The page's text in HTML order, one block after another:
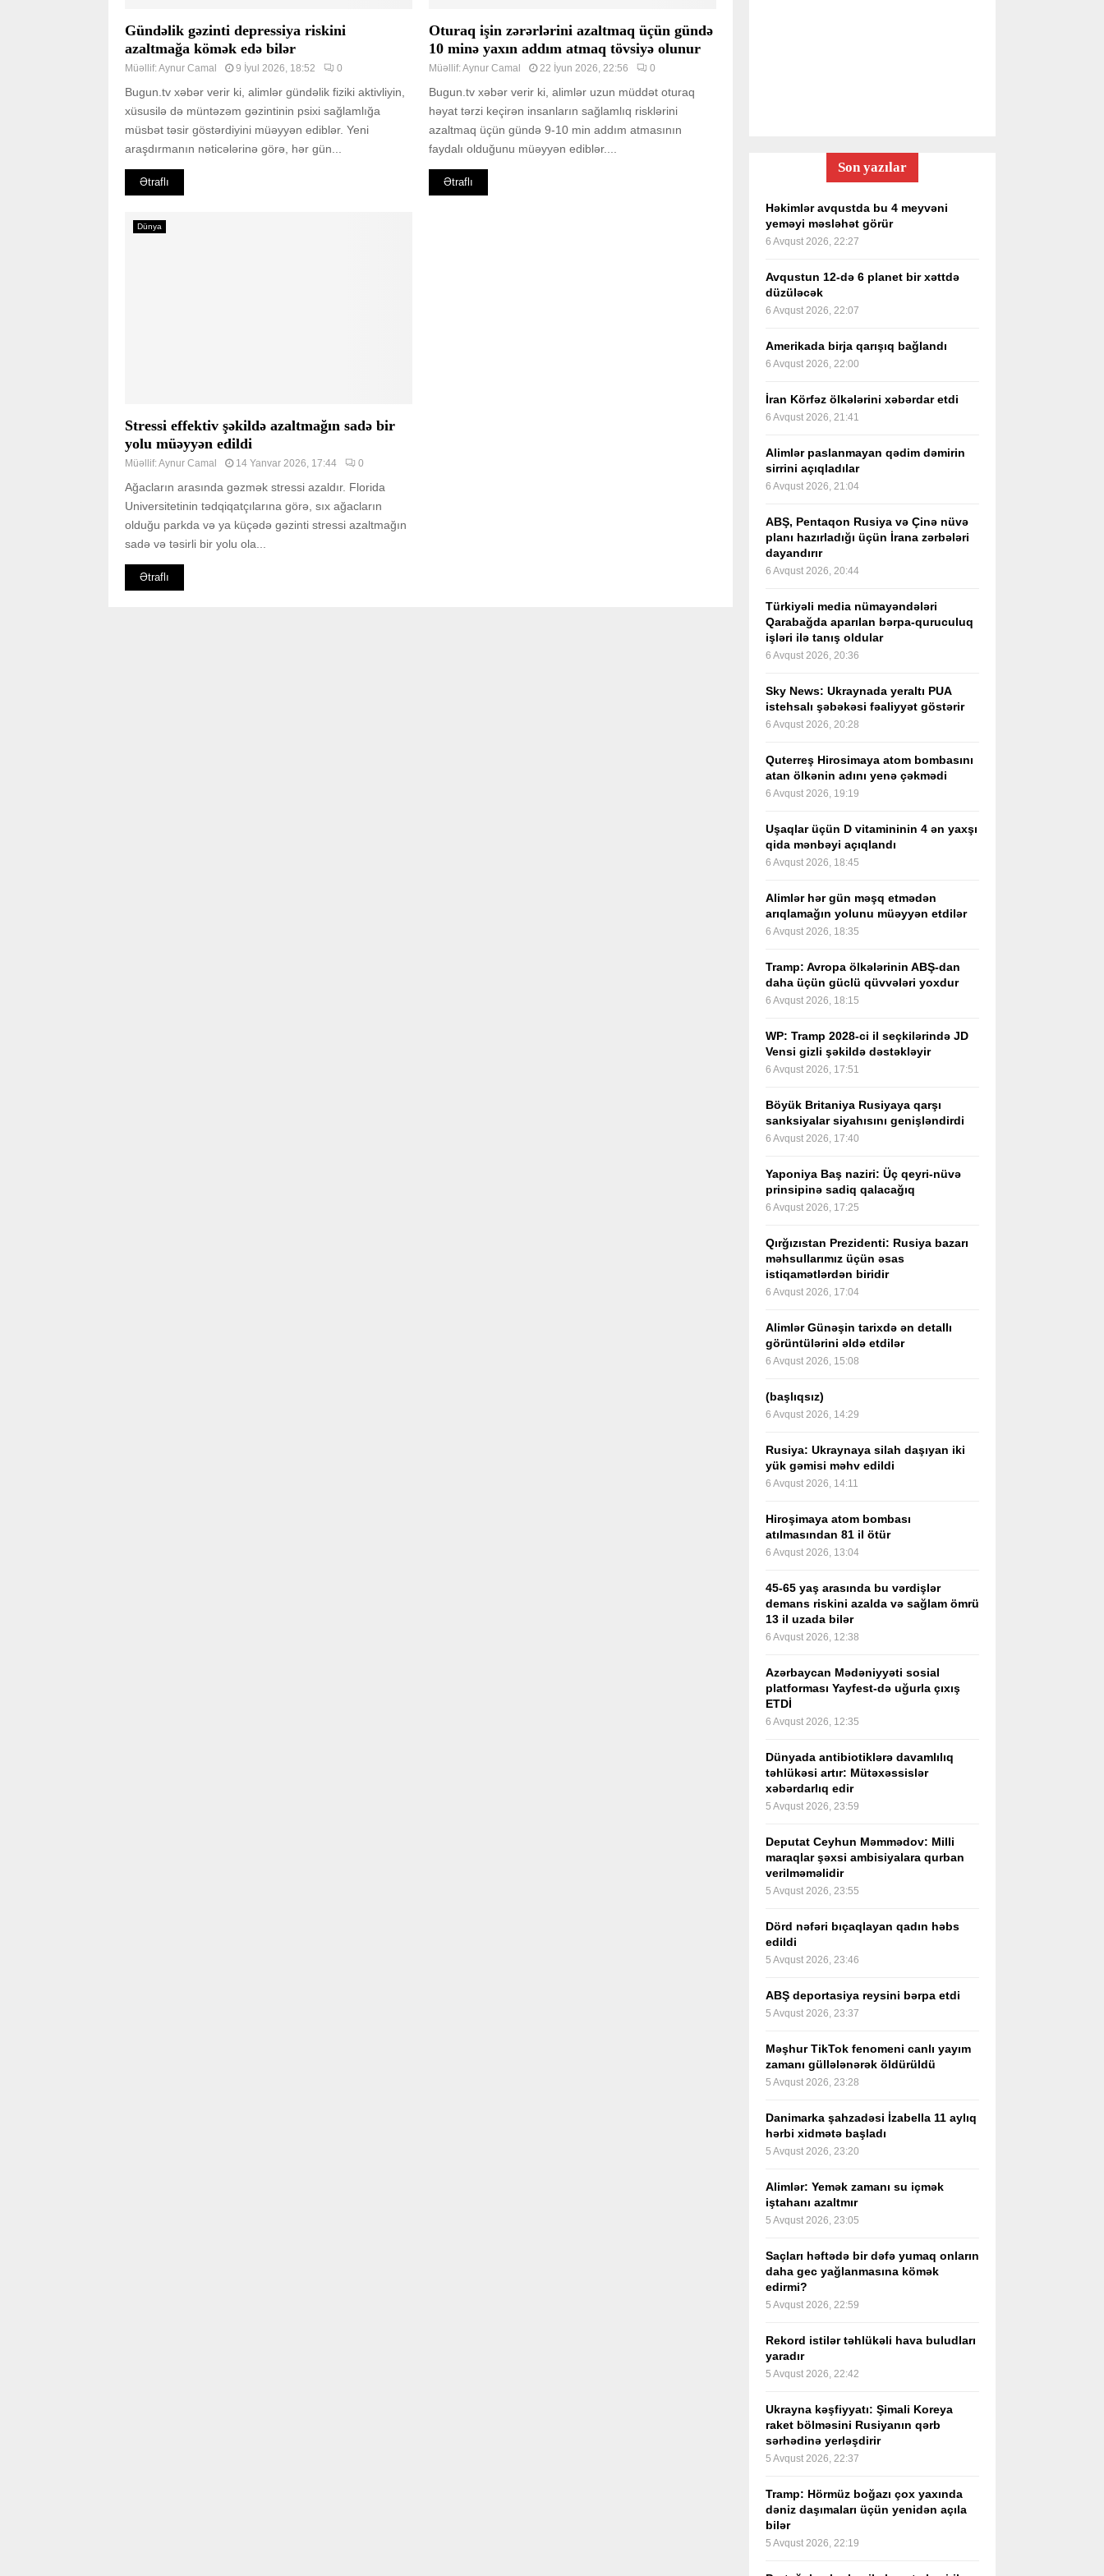
Gündəlik gəzinti depressiya riskini
azaltmağa kömək edə bilər
Müəllif:Aynur Camal 9 İyul 2026, 18:52 0
Bugun.tv xəbər verir ki, alimlər gündəlik fiziki aktivliyin,
xüsusilə də müntəzəm gəzintinin psixi sağlamlığa
müsbət təsir göstərdiyini müəyyən ediblər. Yeni
araşdırmanın nəticələrinə görə, hər gün...
Ətraflı
Oturaq işin zərərlərini azaltmaq üçün gündə
10 minə yaxın addım atmaq tövsiyə olunur
Müəllif:Aynur Camal 22 İyun 2026, 22:56 0
Bugun.tv xəbər verir ki, alimlər uzun müddət oturaq
həyat tərzi keçirən insanların sağlamlıq risklərini
azaltmaq üçün gündə 9-10 min addım atmasının
faydalı olduğunu müəyyən ediblər....
Ətraflı
Dünya
Stressi effektiv şəkildə azaltmağın sadə bir
yolu müəyyən edildi
Müəllif:Aynur Camal 14 Yanvar 2026, 17:44 0
Ağacların arasında gəzmək stressi azaldır. Florida
Universitetinin tədqiqatçılarına görə, sıx ağacların
olduğu parkda və ya küçədə gəzinti stressi azaltmağın
sadə və təsirli bir yolu ola...
Ətraflı
Son yazılar
Həkimlər avqustda bu 4 meyvəni
yeməyi məsləhət görür
6 Avqust 2026, 22:27
Avqustun 12-də 6 planet bir xəttdə
düzüləcək
6 Avqust 2026, 22:07
Amerikada birja qarışıq bağlandı
6 Avqust 2026, 22:00
İran Körfəz ölkələrini xəbərdar etdi
6 Avqust 2026, 21:41
Alimlər paslanmayan qədim dəmirin
sirrini açıqladılar
6 Avqust 2026, 21:04
ABŞ, Pentaqon Rusiya və Çinə nüvə
planı hazırladığı üçün İrana zərbələri
dayandırır
6 Avqust 2026, 20:44
Türkiyəli media nümayəndələri
Qarabağda aparılan bərpa-quruculuq
işləri ilə tanış oldular
6 Avqust 2026, 20:36
Sky News: Ukraynada yeraltı PUA
istehsalı şəbəkəsi fəaliyyət göstərir
6 Avqust 2026, 20:28
Quterreş Hirosimaya atom bombasını
atan ölkənin adını yenə çəkmədi
6 Avqust 2026, 19:19
Uşaqlar üçün D vitamininin 4 ən yaxşı
qida mənbəyi açıqlandı
6 Avqust 2026, 18:45
Alimlər hər gün məşq etmədən
arıqlamağın yolunu müəyyən etdilər
6 Avqust 2026, 18:35
Tramp: Avropa ölkələrinin ABŞ-dan
daha üçün güclü qüvvələri yoxdur
6 Avqust 2026, 18:15
WP: Tramp 2028-ci il seçkilərində JD
Vensi gizli şəkildə dəstəkləyir
6 Avqust 2026, 17:51
Böyük Britaniya Rusiyaya qarşı
sanksiyalar siyahısını genişləndirdi
6 Avqust 2026, 17:40
Yaponiya Baş naziri: Üç qeyri-nüvə
prinsipinə sadiq qalacağıq
6 Avqust 2026, 17:25
Qırğızıstan Prezidenti: Rusiya bazarı
məhsullarımız üçün əsas
istiqamətlərdən biridir
6 Avqust 2026, 17:04
Alimlər Günəşin tarixdə ən detallı
görüntülərini əldə etdilər
6 Avqust 2026, 15:08
(başlıqsız)
6 Avqust 2026, 14:29
Rusiya: Ukraynaya silah daşıyan iki
yük gəmisi məhv edildi
6 Avqust 2026, 14:11
Hiroşimaya atom bombası
atılmasından 81 il ötür
6 Avqust 2026, 13:04
45-65 yaş arasında bu vərdişlər
demans riskini azalda və sağlam ömrü
13 il uzada bilər
6 Avqust 2026, 12:38
Azərbaycan Mədəniyyəti sosial
platforması Yayfest-də uğurla çıxış
ETDİ
6 Avqust 2026, 12:35
Dünyada antibiotiklərə davamlılıq
təhlükəsi artır: Mütəxəssislər
xəbərdarlıq edir
5 Avqust 2026, 23:59
Deputat Ceyhun Məmmədov: Milli
maraqlar şəxsi ambisiyalara qurban
verilməməlidir
5 Avqust 2026, 23:55
Dörd nəfəri bıçaqlayan qadın həbs
edildi
5 Avqust 2026, 23:46
ABŞ deportasiya reysini bərpa etdi
5 Avqust 2026, 23:37
Məşhur TikTok fenomeni canlı yayım
zamanı güllələnərək öldürüldü
5 Avqust 2026, 23:28
Danimarka şahzadəsi İzabella 11 aylıq
hərbi xidmətə başladı
5 Avqust 2026, 23:20
Alimlər: Yemək zamanı su içmək
iştahanı azaltmır
5 Avqust 2026, 23:05
Saçları həftədə bir dəfə yumaq onların
daha gec yağlanmasına kömək
edirmi?
5 Avqust 2026, 22:59
Rekord istilər təhlükəli hava buludları
yaradır
5 Avqust 2026, 22:42
Ukrayna kəşfiyyatı: Şimali Koreya
raket bölməsini Rusiyanın qərb
sərhədinə yerləşdirir
5 Avqust 2026, 22:37
Tramp: Hörmüz boğazı çox yaxında
dəniz daşımaları üçün yenidən açıla
bilər
5 Avqust 2026, 22:19